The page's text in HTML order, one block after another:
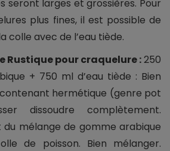
seront larges et grossières. Pour
plus fines, il est possible de
colle avec de l’eau tiède.
Rustique pour craquelure :250
+ 750 ml d’eau tiède : Bien
hermétique (genre pot
dissoudre complètement.
mélange de gomme arabique
de poisson. Bien mélanger.